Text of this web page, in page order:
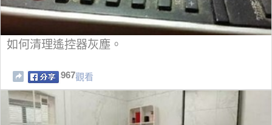
如何清理遙控器灰塵。
967觀看